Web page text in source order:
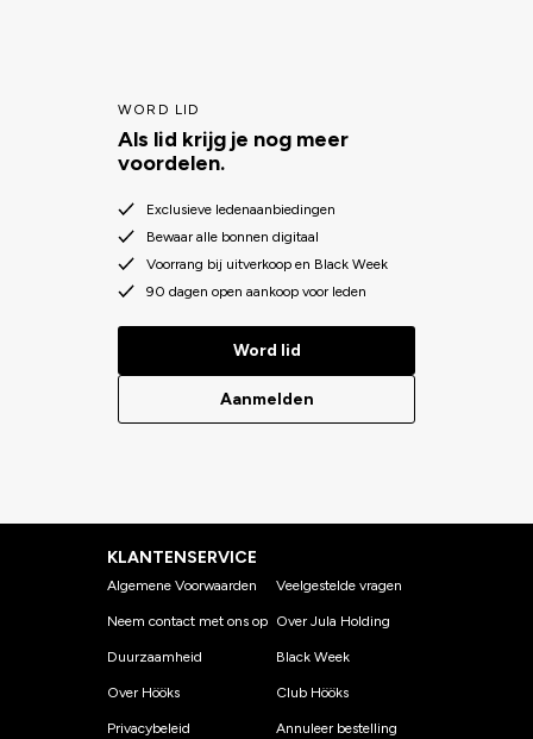
WORD LID
Als lid krijg je nog meer
voordelen.
Exclusieve ledenaanbiedingen
Bewaar alle bonnen digitaal
Voorrang bij uitverkoop en Black Week
90 dagen open aankoop voor leden
Word lid
Aanmelden
KLANTENSERVICE
Algemene Voorwaarden
Neem contact met ons op
Duurzaamheid
Over Hööks
Privacybeleid
Veelgestelde vragen
Over Jula Holding
Black Week
Club Hööks
Annuleer bestelling